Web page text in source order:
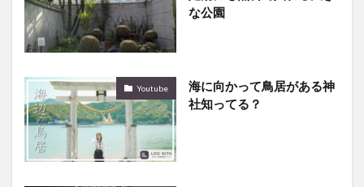
な公園
Youtube
海に向かって鳥居がある神
社知ってる？